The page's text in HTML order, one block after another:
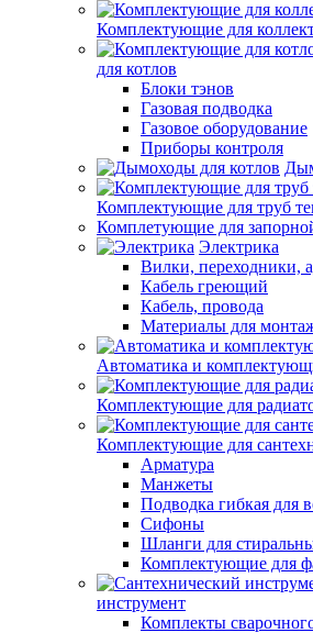
Комплектующие для
для котлов
Блоки тэнов
Газовая подводка
Газовое оборудование
Приборы контроля
Комплектующие для труб
Комплетующие для
Электрика
Вилки, переходники,
Кабель греющий
Кабель, провода
Материалы для
Автоматика и
Комплектующие для
Комплектующие для
Арматура
Манжеты
Подводка гибкая для
Сифоны
Шланги для
Комплектующие для
инструмент
Комплекты